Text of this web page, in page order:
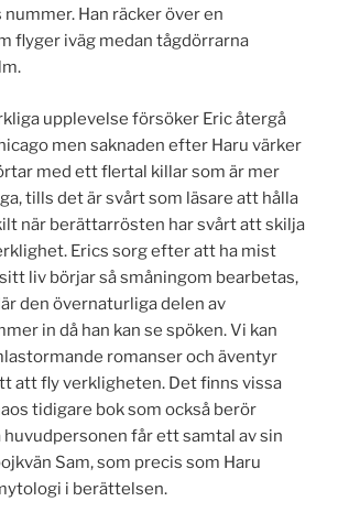
Han räcker över en
flyger iväg medan tågdörrarna
upplevelse försöker Eric återgå
men saknaden efter Haru värker
med ett flertal killar som är mer
tills det är svårt som läsare att hålla
när berättarrösten har svårt att skilja
Erics sorg efter att ha mist
liv börjar så småningom bearbetas,
den övernaturliga delen av
in då han kan se spöken. Vi kan
romanser och äventyr
att fly verkligheten. Det finns vissa
tidigare bok som också berör
huvudpersonen får ett samtal av sin
Sam, som precis som Haru
i berättelsen.